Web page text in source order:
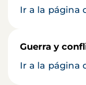
Ir a la página
Guerra y
Ir a la página